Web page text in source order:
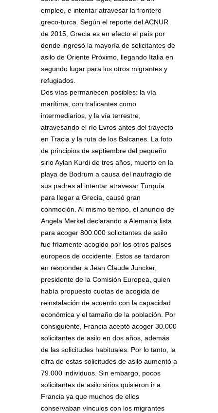
empleo, e intentar atravesar la frontero
greco-turca. Según el reporte del ACNUR
de 2015, Grecia es en efecto el país por
donde ingresó la mayoría de solicitantes de
asilo de Oriente Próximo, llegando Italia en
segundo lugar para los otros migrantes y
refugiados.
Dos vías permanecen posibles: la vía
marítima, con traficantes como
intermediarios, y la vía terrestre,
atravesando el río Evros antes del trayecto
en Tracia y la ruta de los Balcanes. La foto
de principios de septiembre del pequeño
sirio Aylan Kurdi de tres años, muerto en la
playa de Bodrum a causa del naufragio de
sus padres al intentar atravesar Turquía
para llegar a Grecia, causó gran
conmoción. Al mismo tiempo, el anuncio de
Angela Merkel declarando a Alemania lista
para acoger 800.000 solicitantes de asilo
fue fríamente acogido por los otros países
europeos de occidente. Estos se tardaron
en responder a Jean Claude Juncker,
presidente de la Comisión Europea, quien
había propuesto cuotas de acogida de
reinstalación de acuerdo con la capacidad
económica y el tamaño de la población. Por
consiguiente, Francia aceptó acoger 30.000
solicitantes de asilo en dos años, además
de las solicitudes habituales. Por lo tanto, la
cifra de estas solicitudes de asilo aumentó a
79.000 individuos. Sin embargo, pocos
solicitantes de asilo sirios quisieron ir a
Francia ya que muchos de ellos
conservaban vínculos con los migrantes